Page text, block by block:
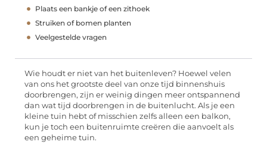
Plaats een bankje of een zithoek
Struiken of bomen planten
Veelgestelde vragen
Wie houdt er niet van het buitenleven? Hoewel velen
van ons het grootste deel van onze tijd binnenshuis
doorbrengen, zijn er weinig dingen meer ontspannend
dan wat tijd doorbrengen in de buitenlucht. Als je een
kleine tuin hebt of misschien zelfs alleen een balkon,
kun je toch een buitenruimte creëren die aanvoelt als
een geheime tuin.